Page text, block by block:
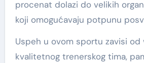
procenat dolazi do velikih
koji omogućavaju potpunu
Uspeh u ovom sportu zavisi od
kvalitetnog trenerskog tima,